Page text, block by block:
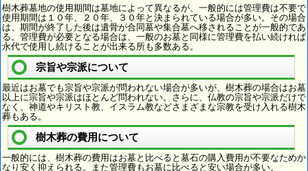
樹木葬墓地の使用期間は墓地によって異なるが、一般的には管理費は不要で
使用期間は１０年、２０年、３０年と決まられている場合が多い。その場合
は、期間が終了した後は遺骨が合同墓や集合墓へ移されることが一般的であ
る。管理費が必要となる場合は、一般のお墓と同様に管理費を払い続ければ
永代で使用し続けることが出来る所も多数ある。
宗旨や宗派について
最近はお墓でも宗旨や宗派が問われない場合が多いが、樹木葬の場合はお墓
以上に宗旨や宗派はほとんど問われない。さらに、仏教の宗旨や宗派だけで
なく、神道やキリスト教、イスラム教などさまざまな宗教を受け入れる樹木
葬もある。
樹木葬の費用について
一般的には、樹木葬の費用はお墓と比べると墓石の購入費用が不要なためか
なり安く抑えられる。また管理費もお墓に比べると安い場合が多い。